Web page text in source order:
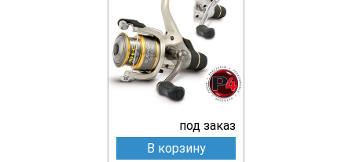
под заказ
В корзину